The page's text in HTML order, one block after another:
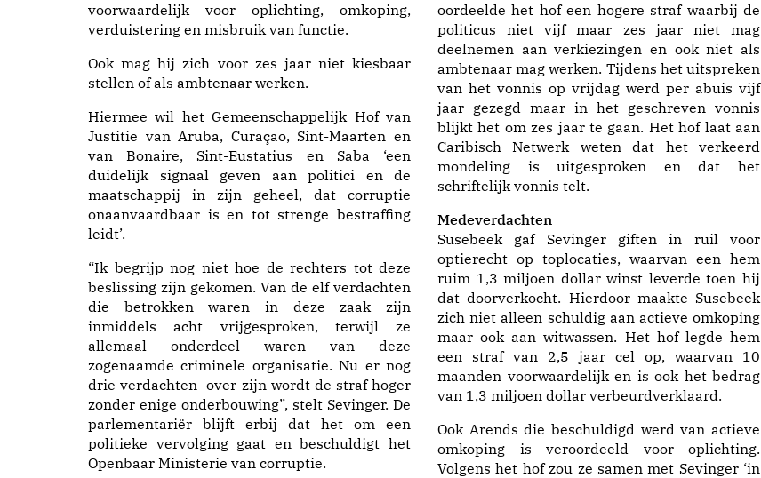
voorwaardelijk voor oplichting, omkoping,
verduistering en misbruik van functie.
Ook mag hij zich voor zes jaar niet kiesbaar
stellen of als ambtenaar werken.
Hiermee wil het Gemeenschappelijk Hof van
Justitie van Aruba, Curaçao, Sint-Maarten en
van Bonaire, Sint-Eustatius en Saba ‘een
duidelijk signaal geven aan politici en de
maatschappij in zijn geheel, dat corruptie
onaanvaardbaar is en tot strenge bestraffing
leidt’.
“Ik begrijp nog niet hoe de rechters tot deze
beslissing zijn gekomen. Van de elf verdachten
die betrokken waren in deze zaak zijn
inmiddels acht vrijgesproken, terwijl ze
allemaal onderdeel waren van deze
zogenaamde criminele organisatie. Nu er nog
drie verdachten over zijn wordt de straf hoger
zonder enige onderbouwing”, stelt Sevinger. De
parlementariër blijft erbij dat het om een
politieke vervolging gaat en beschuldigt het
Openbaar Ministerie van corruptie.
oordeelde het hof een hogere straf waarbij de
politicus niet vijf maar zes jaar niet mag
deelnemen aan verkiezingen en ook niet als
ambtenaar mag werken. Tijdens het uitspreken
van het vonnis op vrijdag werd per abuis vijf
jaar gezegd maar in het geschreven vonnis
blijkt het om zes jaar te gaan. Het hof laat aan
Caribisch Netwerk weten dat het verkeerd
mondeling is uitgesproken en dat het
schriftelijk vonnis telt.
Medeverdachten
Susebeek gaf Sevinger giften in ruil voor
optierecht op toplocaties, waarvan een hem
ruim 1,3 miljoen dollar winst leverde toen hij
dat doorverkocht. Hierdoor maakte Susebeek
zich niet alleen schuldig aan actieve omkoping
maar ook aan witwassen. Het hof legde hem
een straf van 2,5 jaar cel op, waarvan 10
maanden voorwaardelijk en is ook het bedrag
van 1,3 miljoen dollar verbeurdverklaard.
Ook Arends die beschuldigd werd van actieve
omkoping is veroordeeld voor oplichting.
Volgens het hof zou ze samen met Sevinger ‘in